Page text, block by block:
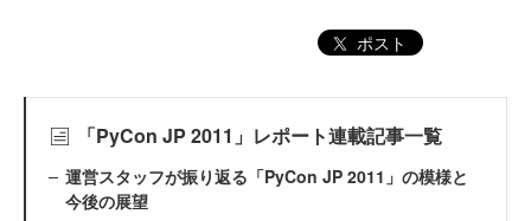
ポスト
「PyCon JP 2011」レポート連載記事一覧
運営スタッフが振り返る「PyCon JP 2011」の模様と
今後の展望